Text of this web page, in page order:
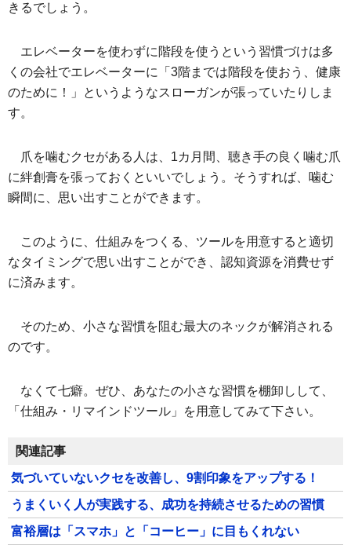
きるでしょう。
エレベーターを使わずに階段を使うという習慣づけは多
くの会社でエレベーターに「3階までは階段を使おう、健康
のために！」というようなスローガンが張っていたりしま
す。
爪を噛むクセがある人は、1カ月間、聴き手の良く噛む爪
に絆創膏を張っておくといいでしょう。そうすれば、噛む
瞬間に、思い出すことができます。
このように、仕組みをつくる、ツールを用意すると適切
なタイミングで思い出すことができ、認知資源を消費せず
に済みます。
そのため、小さな習慣を阻む最大のネックが解消される
のです。
なくて七癖。ぜひ、あなたの小さな習慣を棚卸しして、
「仕組み・リマインドツール」を用意してみて下さい。
関連記事
気づいていないクセを改善し、9割印象をアップする！
うまくいく人が実践する、成功を持続させるための習慣
富裕層は「スマホ」と「コーヒー」に目もくれない